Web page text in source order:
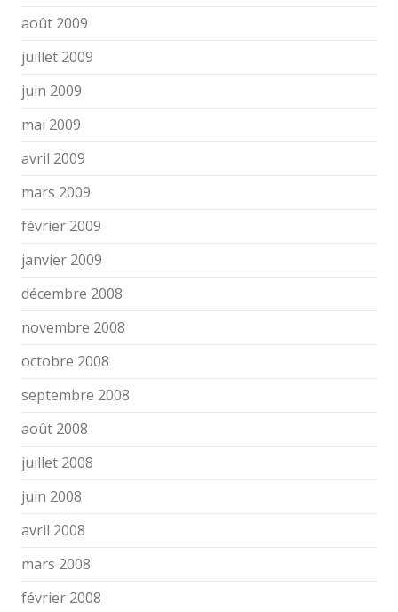
août 2009
juillet 2009
juin 2009
mai 2009
avril 2009
mars 2009
février 2009
janvier 2009
décembre 2008
novembre 2008
octobre 2008
septembre 2008
août 2008
juillet 2008
juin 2008
avril 2008
mars 2008
février 2008